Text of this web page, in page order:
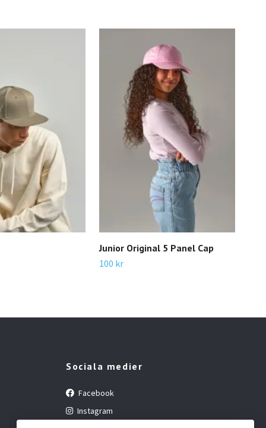
Junior Original 5 Panel Cap
100 kr
Sociala medier
Facebook
Instagram